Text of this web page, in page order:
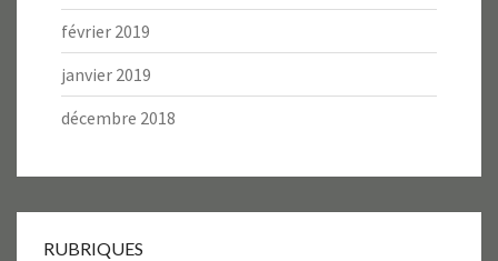
février 2019
janvier 2019
décembre 2018
RUBRIQUES